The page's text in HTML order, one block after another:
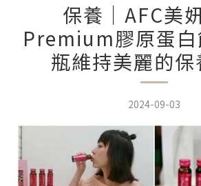
保養｜AFC美
Premium膠原蛋白
瓶維持美麗的保
2024-09-03